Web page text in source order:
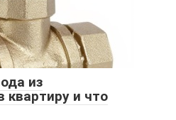
из
квартиру и что